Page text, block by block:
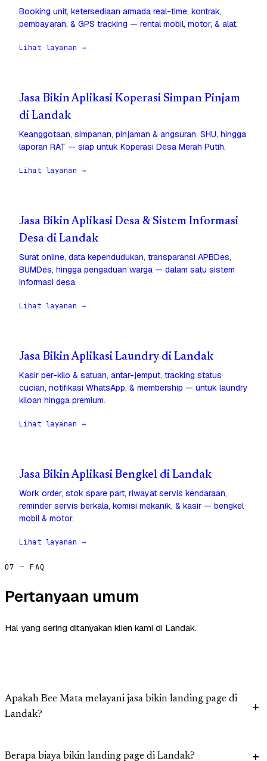
Booking unit, ketersediaan armada real-time, kontrak,
pembayaran, & GPS tracking — rental mobil, motor, & alat.
Lihat layanan →
Jasa Bikin Aplikasi Koperasi Simpan Pinjam
di Landak
Keanggotaan, simpanan, pinjaman & angsuran, SHU, hingga
laporan RAT — siap untuk Koperasi Desa Merah Putih.
Lihat layanan →
Jasa Bikin Aplikasi Desa & Sistem Informasi
Desa di Landak
Surat online, data kependudukan, transparansi APBDes,
BUMDes, hingga pengaduan warga — dalam satu sistem
informasi desa.
Lihat layanan →
Jasa Bikin Aplikasi Laundry di Landak
Kasir per-kilo & satuan, antar-jemput, tracking status
cucian, notifikasi WhatsApp, & membership — untuk laundry
kiloan hingga premium.
Lihat layanan →
Jasa Bikin Aplikasi Bengkel di Landak
Work order, stok spare part, riwayat servis kendaraan,
reminder servis berkala, komisi mekanik, & kasir — bengkel
mobil & motor.
Lihat layanan →
07 — FAQ
Pertanyaan umum
Hal yang sering ditanyakan klien kami di Landak.
Apakah Bee Mata melayani jasa bikin landing page di
Landak?
Berapa biaya bikin landing page di Landak?